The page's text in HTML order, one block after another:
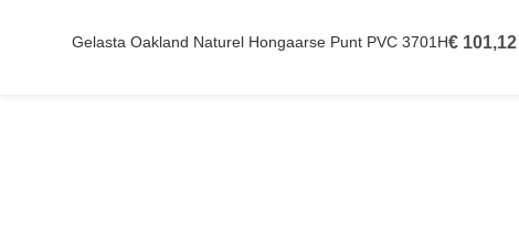
Gelasta Oakland Naturel Hongaarse Punt PVC 3701H€ 101,12